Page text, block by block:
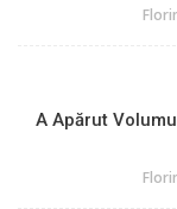
A Apărut